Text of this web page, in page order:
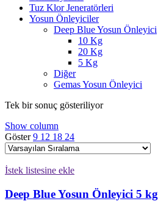
Tuz Klor Jeneratörleri
Yosun Önleyiciler
Deep Blue Yosun Önleyici
10 Kg
20 Kg
5 Kg
Diğer
Gemas Yosun Önleyici
Tek bir sonuç gösteriliyor
Show column
Göster9 12 18 24
İstek listesine ekle
Deep Blue Yosun Önleyici 5 kg